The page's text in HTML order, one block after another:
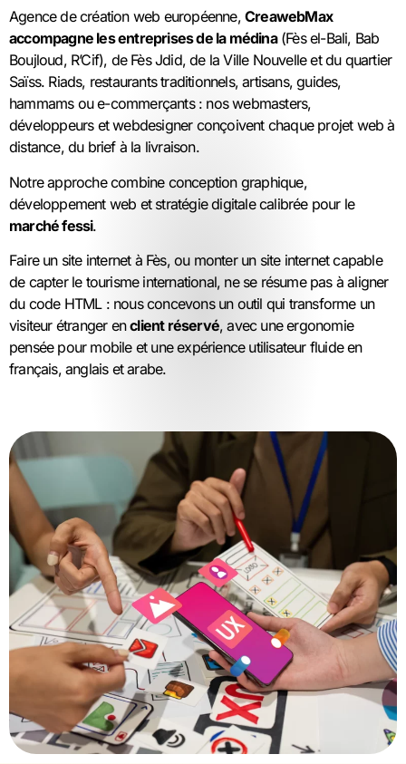
Agence de création web européenne, CreawebMax
accompagne les entreprises de la médina(Fès el-Bali, Bab
Boujloud, R’Cif), de Fès Jdid, de la Ville Nouvelle et du quartier
Saïss. Riads, restaurants traditionnels, artisans, guides,
hammams ou e-commerçants : nos webmasters,
développeurs et webdesigner conçoivent chaque projet web à
distance, du brief à la livraison.
Notre approche combine conception graphique,
développement web et stratégie digitale calibrée pour le
marché fessi.
Faire un site internet à Fès, ou monter un site internet capable
de capter le tourisme international, ne se résume pas à aligner
du code HTML : nous concevons un outil qui transforme un
visiteur étranger enclient réservé, avec une ergonomie
pensée pour mobile et une expérience utilisateur fluide en
français, anglais et arabe.